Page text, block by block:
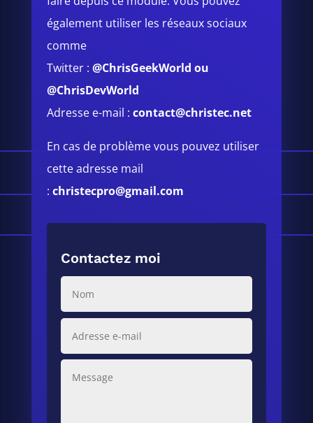
également utiliser les réseaux sociaux
comme
Twitter :@ChrisGeekWorld ou
@ChrisDevWorld
Adresse e-mail :contact@christec.net
En cas de problème vous pouvez utiliser
cette adresse mail
:christecpro@gmail.com
Contactez moi